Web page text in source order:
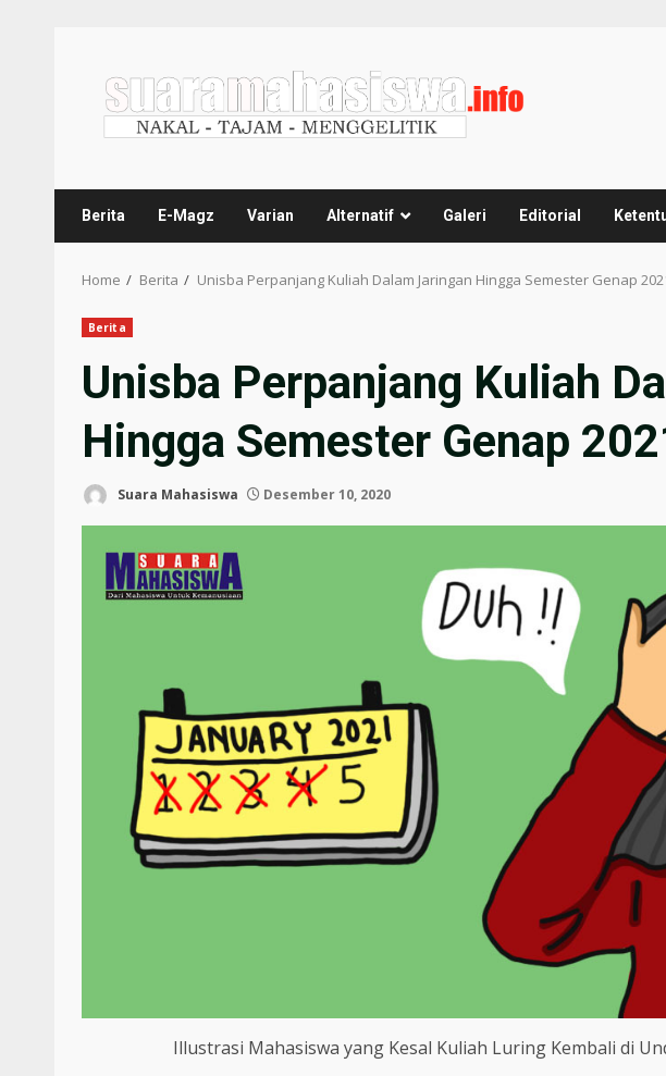
Berita E-Magz Varian Alternatif Galeri Editorial
Home Berita Unisba Perpanjang Kuliah Dalam Jaringan Hingga Semester Genap
Berita
Unisba Perpanjang Kuliah
Hingga Semester Genap
Suara Mahasiswa Desember 10, 2020
Illustrasi Mahasiswa yang Kesal Kuliah Luring Kembali di